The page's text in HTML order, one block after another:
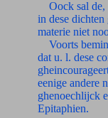
Oock sal de,
in dese
materie niet
Voorts
dat u. l. dese
eenige andere
ghenoechlijck
Epitaphien.